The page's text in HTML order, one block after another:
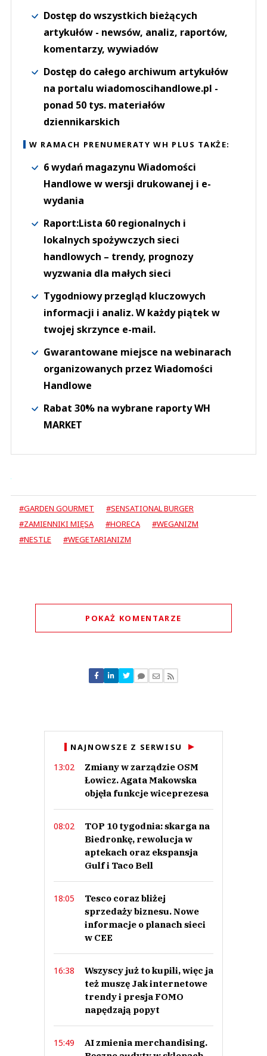
Dostęp do wszystkich bieżących
artykułów - newsów, analiz, raportów,
komentarzy, wywiadów
Dostęp do całego archiwum artykułów
na portalu wiadomoscihandlowe.pl -
ponad 50 tys. materiałów
dziennikarskich
W RAMACH PRENUMERATY WH PLUS TAKŻE:
6 wydań magazynu Wiadomości
Handlowe w wersji drukowanej i e-
wydania
Raport:Lista 60 regionalnych i
lokalnych spożywczych sieci
handlowych – trendy, prognozy
wyzwania dla małych sieci
Tygodniowy przegląd kluczowych
informacji i analiz. W każdy piątek w
twojej skrzynce e-mail.
Gwarantowane miejsce na webinarach
organizowanych przez Wiadomości
Handlowe
Rabat 30% na wybrane raporty WH
MARKET
#GARDEN GOURMET
#SENSATIONAL BURGER
#ZAMIENNIKI MIĘSA
#HORECA
#WEGANIZM
#NESTLE
#WEGETARIANIZM
POKAŻ KOMENTARZE
Nie znaleziono komentarzy
Zostaw swoje komentarze
NAJNOWSZE Z SERWISU
13:02
Zmiany w zarządzie OSM
Łowicz. Agata Makowska
objęła funkcje wiceprezesa
08:02
TOP 10 tygodnia: skarga na
Biedronkę, rewolucja w
aptekach oraz ekspansja
Gulf i Taco Bell
18:05
Tesco coraz bliżej
sprzedaży biznesu. Nowe
informacje o planach sieci
w CEE
16:38
Wszyscy już to kupili, więc ja
też muszę Jak internetowe
trendy i presja FOMO
napędzają popyt
15:49
AI zmienia merchandising.